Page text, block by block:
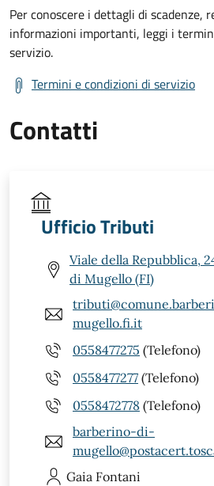
Per conoscere i dettagli di scadenze,
informazioni importanti, leggi i
servizio.
Termini e condizioni di servizio
Contatti
Ufficio Tributi
Viale della Repubblica,
di Mugello (FI)
mugello.fi.it
0558477275 (Telefono)
0558477277 (Telefono)
0558472778 (Telefono)
barberino-di-
Gaia Fontani